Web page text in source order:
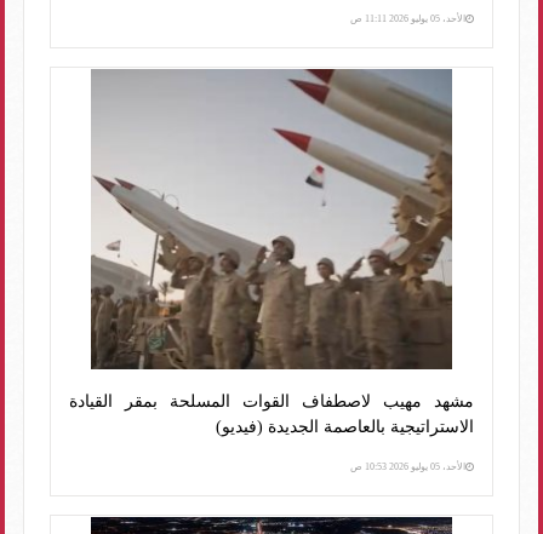
الأحد، 05 يوليو 2026 11:11 ص
مشهد مهيب لاصطفاف القوات المسلحة بمقر القيادة
الاستراتيجية بالعاصمة الجديدة (فيديو)
الأحد، 05 يوليو 2026 10:53 ص